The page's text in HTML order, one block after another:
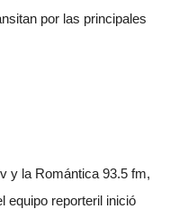
por las principales
y la Romántica 93.5 fm,
equipo reporteril inició